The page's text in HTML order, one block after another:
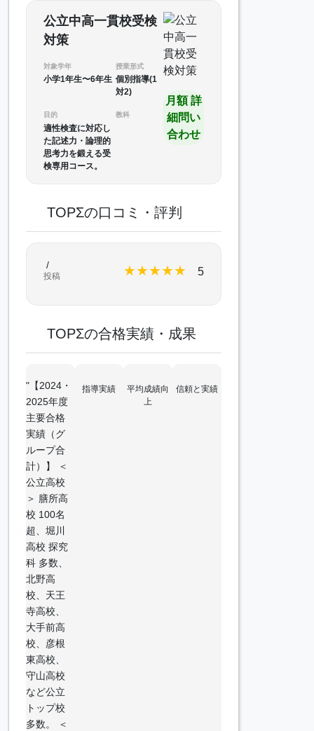
公立中高一貫校受検
対策
対象学年
小学1年生〜6年生
授業形式
個別指導(1
対2)
目的
適性検査に対応し
た記述力・論理的
思考力を鍛える受
検専用コース。
教科
月額 詳
細問い
合わせ
TOPΣの口コミ・評判
★★★★★ 5
/
投稿
TOPΣの合格実績・成果
"【2024・
2025年度
主要合格
実績（グ
ループ合
計）】 ＜
公立高校
＞ 膳所高
校 100名
超、堀川
高校 探究
科 多数、
北野高
校、天王
寺高校、
大手前高
校、彦根
東高校、
守山高校
など公立
トップ校
多数。 ＜
指導実績
平均成績向
上
信頼と実績